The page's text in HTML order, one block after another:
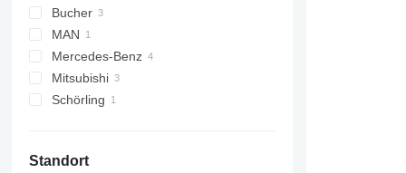
Bucher
MAN
LE
Mercedes-Benz
Atego
Mitsubishi
Canter
Schörling
Standort